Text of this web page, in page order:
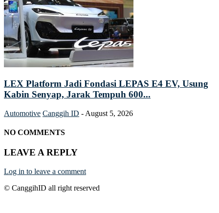
LEX Platform Jadi Fondasi LEPAS E4 EV, Usung
Kabin Senyap, Jarak Tempuh 600...
Automotive Canggih ID - August 5, 2026
NO COMMENTS
LEAVE A REPLY
Log in to leave a comment
© CanggihID all right reserved